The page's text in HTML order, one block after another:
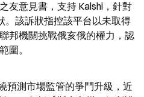
友意見書，支持 Kalshi，針對
。該訴狀指控該平台以未取得
邦機關挑戰俄亥俄的權力，認
圍。
預測市場監管的爭鬥升級，近